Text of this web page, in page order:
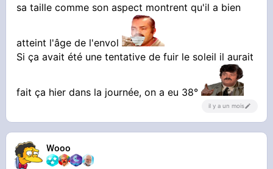
sa taille comme son aspect montrent qu'il a bien
atteint l'âge de l'envol
Si ça avait été une tentative de fuir le soleil il aurait
fait ça hier dans la journée, on a eu 38°
il y a un mois
Wooo